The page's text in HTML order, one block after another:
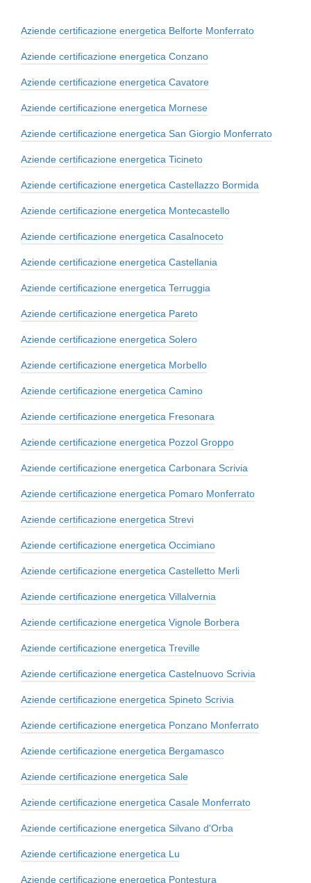
Aziende certificazione energetica Belforte Monferrato
Aziende certificazione energetica Conzano
Aziende certificazione energetica Cavatore
Aziende certificazione energetica Mornese
Aziende certificazione energetica San Giorgio Monferrato
Aziende certificazione energetica Ticineto
Aziende certificazione energetica Castellazzo Bormida
Aziende certificazione energetica Montecastello
Aziende certificazione energetica Casalnoceto
Aziende certificazione energetica Castellania
Aziende certificazione energetica Terruggia
Aziende certificazione energetica Pareto
Aziende certificazione energetica Solero
Aziende certificazione energetica Morbello
Aziende certificazione energetica Camino
Aziende certificazione energetica Fresonara
Aziende certificazione energetica Pozzol Groppo
Aziende certificazione energetica Carbonara Scrivia
Aziende certificazione energetica Pomaro Monferrato
Aziende certificazione energetica Strevi
Aziende certificazione energetica Occimiano
Aziende certificazione energetica Castelletto Merli
Aziende certificazione energetica Villalvernia
Aziende certificazione energetica Vignole Borbera
Aziende certificazione energetica Treville
Aziende certificazione energetica Castelnuovo Scrivia
Aziende certificazione energetica Spineto Scrivia
Aziende certificazione energetica Ponzano Monferrato
Aziende certificazione energetica Bergamasco
Aziende certificazione energetica Sale
Aziende certificazione energetica Casale Monferrato
Aziende certificazione energetica Silvano d'Orba
Aziende certificazione energetica Lu
Aziende certificazione energetica Pontestura